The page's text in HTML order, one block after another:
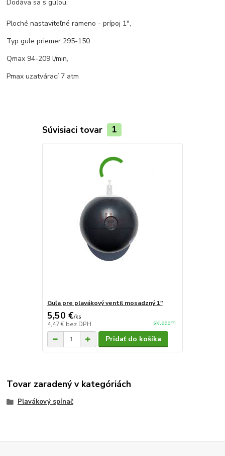
Dodáva sa s guľou.
Ploché nastaviteľné rameno - prípoj 1",
Typ gule priemer 295-150
Qmax 94-209 l/min,
Pmax uzatvárací 7 atm
Súvisiaci tovar 1
Guľa pre plavákový ventil mosadzný 1"
5,50 €/ks
4,47 € bez DPH skladom
Pridať do košíka
Tovar zaradený v kategóriách
Plavákový spínač